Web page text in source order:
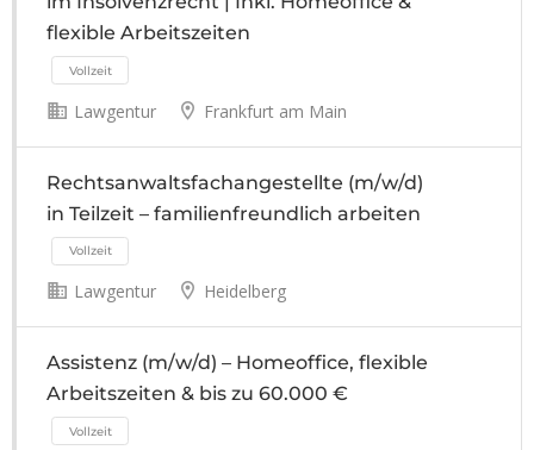
Vollzeit
flexible Arbeitszeiten
Lawgentur Frankfurt am Main
Rechtsanwaltsfachangestellte (m/w/d)
in Teilzeit – familienfreundlich arbeiten
Lawgentur Heidelberg
Assistenz (m/w/d) – Homeoffice, flexible
Arbeitszeiten & bis zu 60.000 €